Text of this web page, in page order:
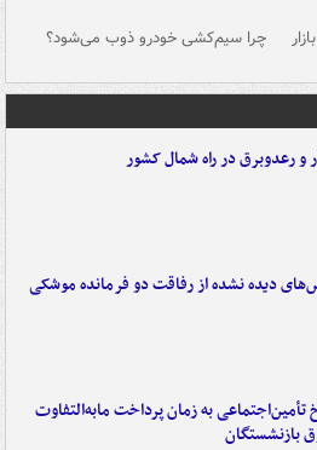
چرا سیم‌کشی خودرو ذوب می‌شود؟
و رعدوبرق در راه شمال کشور
دیده نشده از رفاقت دو فرمانده‌ موشکی
تأمین‌اجتماعی به زمان پرداخت مابه‌التفاوت
بازنشستگان